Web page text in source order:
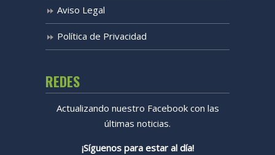
Aviso Legal
Política de Privacidad
REDES
Actualizando nuestro Facebook con las
últimas noticias.
¡Síguenos para estar al día!